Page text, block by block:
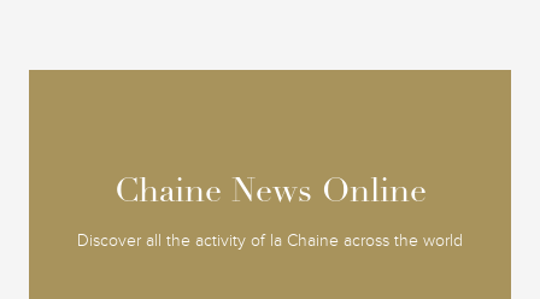
Chaine News Online
Discover all the activity of la Chaine across the world
Chaine News Online